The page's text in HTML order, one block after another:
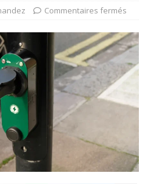
Commentaires fermés